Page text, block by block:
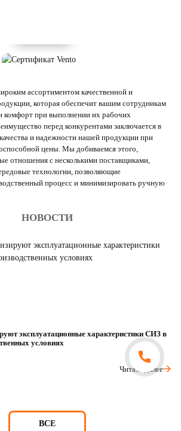
ассортиментом качественной и
которая обеспечит вашим сотрудникам
при выполнении их рабочих
перед конкурентами заключается в
и надежности нашей продукции при
цены. Мы добиваемся этого,
отношения с несколькими поставщиками,
технологии, позволяющие
процесс и минимизировать ручную
НОВОСТИ
эксплуатационные характеристики СИЗ в
условиях
Читать далее
ВСЕ